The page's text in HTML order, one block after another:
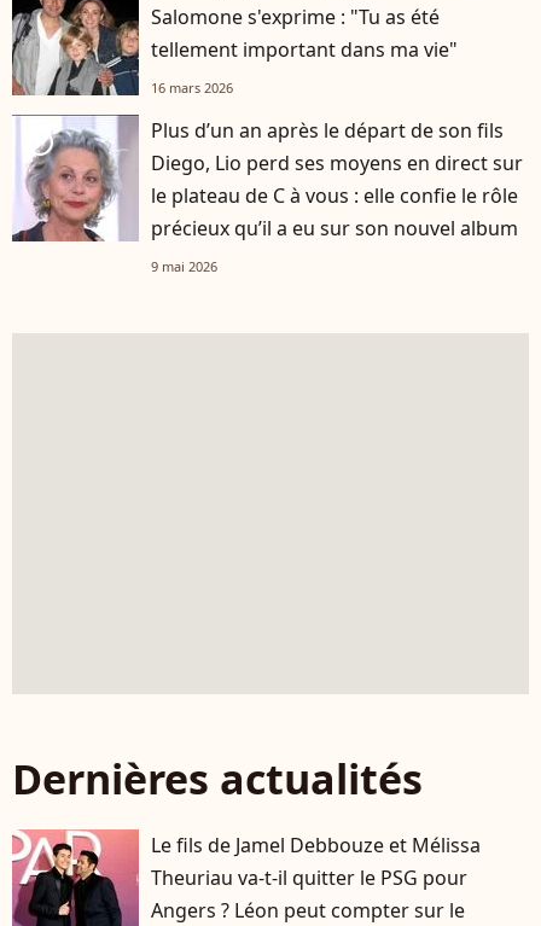
Salomone s'exprime : "Tu as été
tellement important dans ma vie"
16 mars 2026
player2
Plus d’un an après le départ de son fils
Diego, Lio perd ses moyens en direct sur
le plateau de C à vous : elle confie le rôle
précieux qu’il a eu sur son nouvel album
9 mai 2026
Dernières actualités
Le fils de Jamel Debbouze et Mélissa
Theuriau va-t-il quitter le PSG pour
Angers ? Léon peut compter sur le